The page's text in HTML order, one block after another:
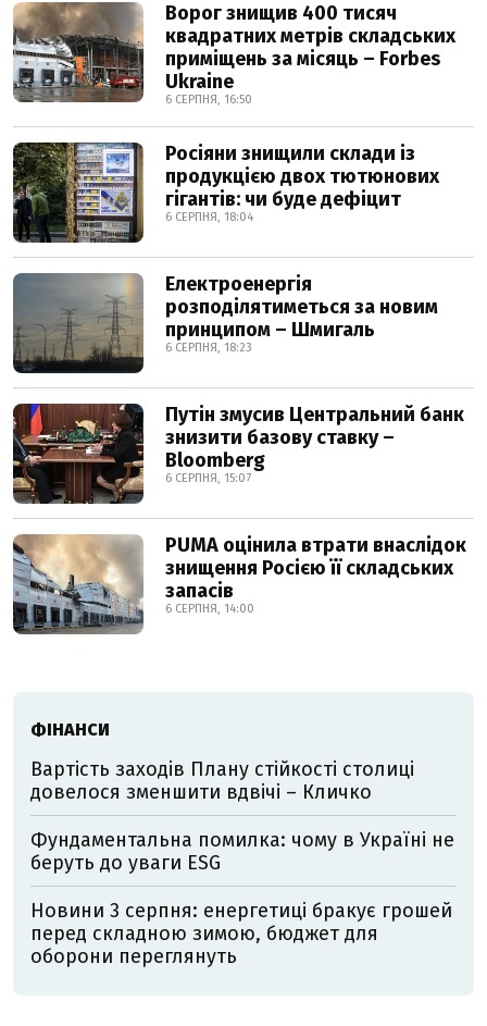
Ворог знищив 400 тисяч
квадратних метрів складських
приміщень за місяць – Forbes
Ukraine
6 СЕРПНЯ, 16:50
Росіяни знищили склади із
продукцією двох тютюнових
гігантів: чи буде дефіцит
6 СЕРПНЯ, 18:04
Електроенергія
розподілятиметься за новим
принципом – Шмигаль
6 СЕРПНЯ, 18:23
Путін змусив Центральний банк
знизити базову ставку –
Bloomberg
6 СЕРПНЯ, 15:07
PUMA оцінила втрати внаслідок
знищення Росією її складських
запасів
6 СЕРПНЯ, 14:00
ФІНАНСИ
Вартість заходів Плану стійкості столиці
довелося зменшити вдвічі – Кличко
Фундаментальна помилка: чому в Україні не
беруть до уваги ESG
Новини 3 серпня: енергетиці бракує грошей
перед складною зимою, бюджет для
оборони переглянуть